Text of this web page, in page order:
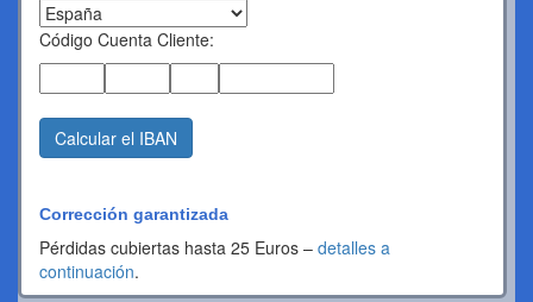
Código Cuenta Cliente:
Calcular el IBAN
Corrección garantizada
Pérdidas cubiertas hasta 25 Euros – detalles a
continuación.